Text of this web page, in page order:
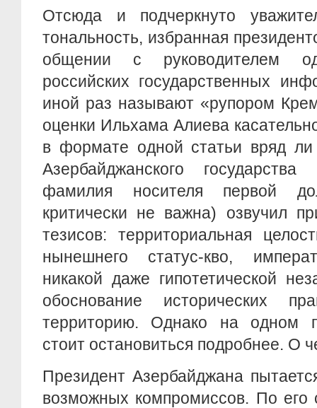
Отсюда и подчеркнуто
тональность, избранная
общении с руководителем
российских государственных
иной раз называют «рупором
оценки Ильхама Алиева
в формате одной статьи вряд
Азербайджанского
фамилия носителя первой
критически не важна) озвучил
тезисов: территориальная
нынешнего статус-кво,
никакой даже гипотетической
обоснование исторических
территорию. Однако на одном
стоит остановиться подробнее. О
Президент Азербайджана
возможных компромиссов. По